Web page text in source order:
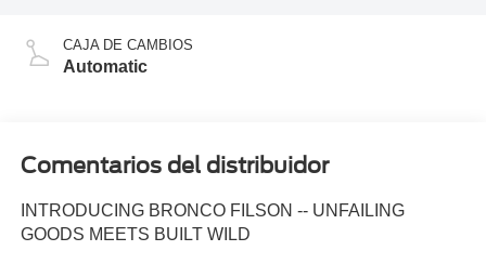
CAJA DE CAMBIOS
Automatic
Comentarios del distribuidor
INTRODUCING BRONCO FILSON -- UNFAILING
GOODS MEETS BUILT WILD